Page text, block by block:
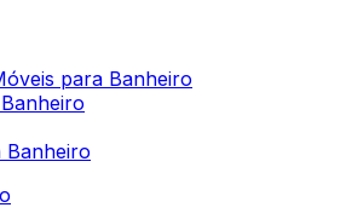
para Banheiro
Banheiro